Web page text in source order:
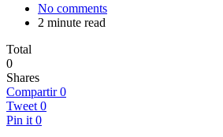
No comments
2 minute read
Total
0
Shares
Compartir 0
Tweet 0
Pin it 0